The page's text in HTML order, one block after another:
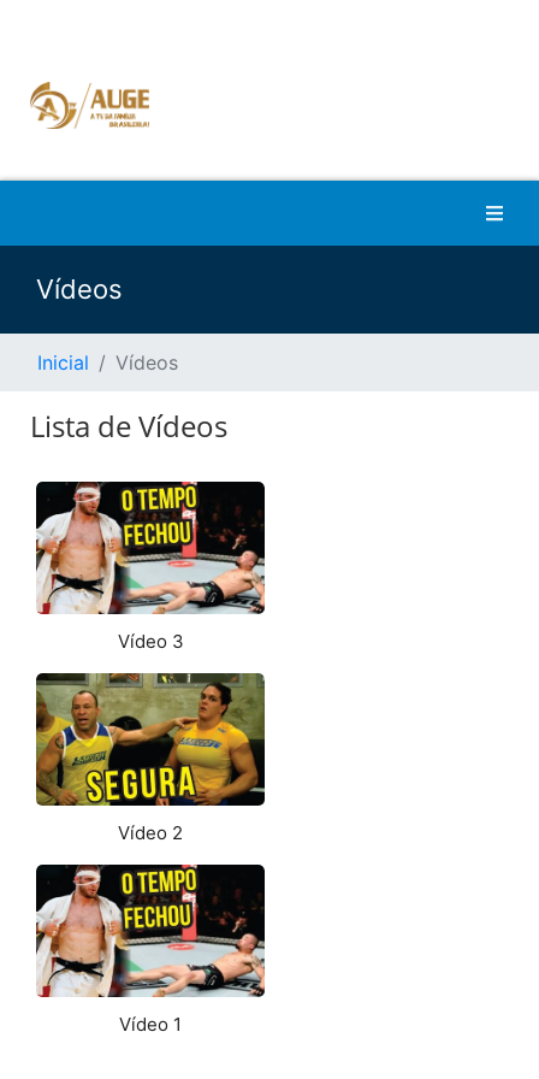
Vídeos
Inicial Vídeos
Lista de Vídeos
Vídeo 3
Vídeo 2
Vídeo 1